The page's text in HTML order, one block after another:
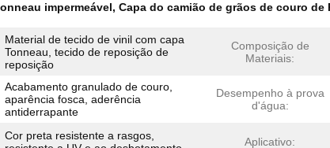
impermeável, Capa do camião de grãos de couro de
Material de tecido de vinil com capa
Tonneau, tecido de reposição de
reposição
Composição de
Materiais:
Acabamento granulado de couro,
aparência fosca, aderência
antiderrapante
Desempenho à prova
d'água:
Cor preta resistente a rasgos,
Aplicativo: